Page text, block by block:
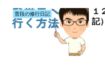
普段の修行日記
１
記）